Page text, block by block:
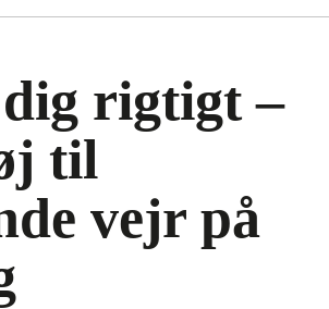
rigtigt –
til
vejr på